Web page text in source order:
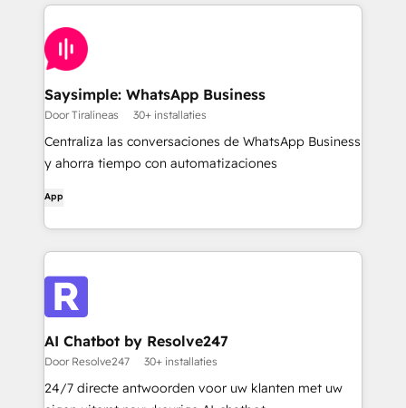
Saysimple: WhatsApp Business
Door Tiralíneas 30+ installaties
Centraliza las conversaciones de WhatsApp Business
y ahorra tiempo con automatizaciones
App
AI Chatbot by Resolve247
Door Resolve247 30+ installaties
24/7 directe antwoorden voor uw klanten met uw